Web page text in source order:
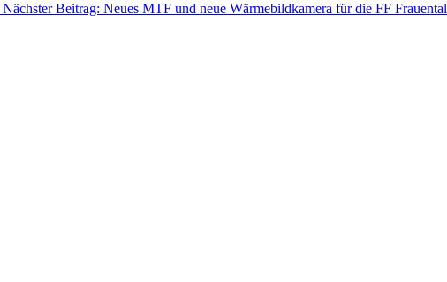
Nächster Beitrag: Neues MTF und neue Wärmebildkamera für die FF Frauental